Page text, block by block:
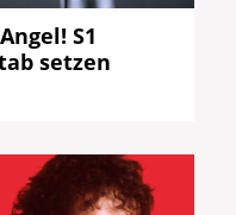
S1
setzen